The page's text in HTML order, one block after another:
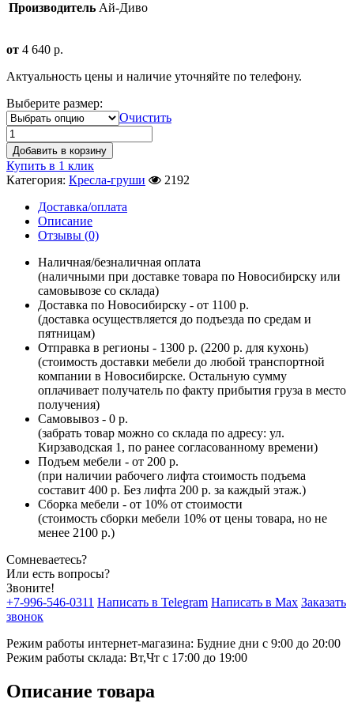
Производитель Ай-Диво
от 4 640 р.
Актуальность цены и наличие уточняйте по телефону.
Выберите размер:
Очистить
Добавить в корзину
Купить в 1 клик
Категория: Кресла-груши
2192
Доставка/оплата
Описание
Отзывы (0)
Наличная/безналичная оплата
(наличными при доставке товара по Новосибирску или
самовывозе со склада)
Доставка по Новосибирску - от 1100 р.
(доставка осуществляется до подъезда по средам и
пятницам)
Отправка в регионы - 1300 р. (2200 р. для кухонь)
(стоимость доставки мебели до любой транспортной
компании в Новосибирске. Остальную сумму
оплачивает получатель по факту прибытия груза в место
получения)
Самовывоз - 0 р.
(забрать товар можно со склада по адресу: ул.
Кирзаводская 1, по ранее согласованному времени)
Подъем мебели - от 200 р.
(при наличии рабочего лифта стоимость подъема
составит 400 р. Без лифта 200 р. за каждый этаж.)
Сборка мебели - от 10% от стоимости
(стоимость сборки мебели 10% от цены товара, но не
менее 2100 р.)
Сомневаетесь?
Или есть вопросы?
Звоните!
+7-996-546-0311 Написать в Telegram Написать в Max Заказать
звонок
Режим работы интернет-магазина: Будние дни с 9:00 до 20:00
Режим работы склада: Вт,Чт с 17:00 до 19:00
Описание товара